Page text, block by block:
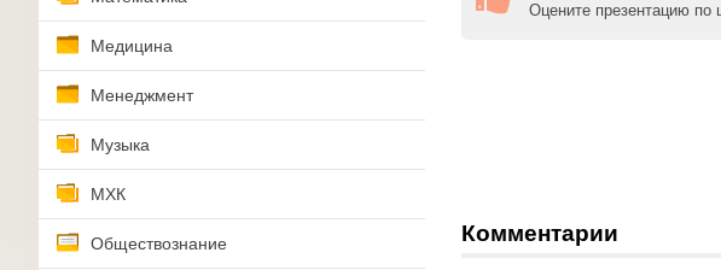
Медицина
Менеджмент
Музыка
МХК
Обществознание
Оцените презентацию по
Комментарии